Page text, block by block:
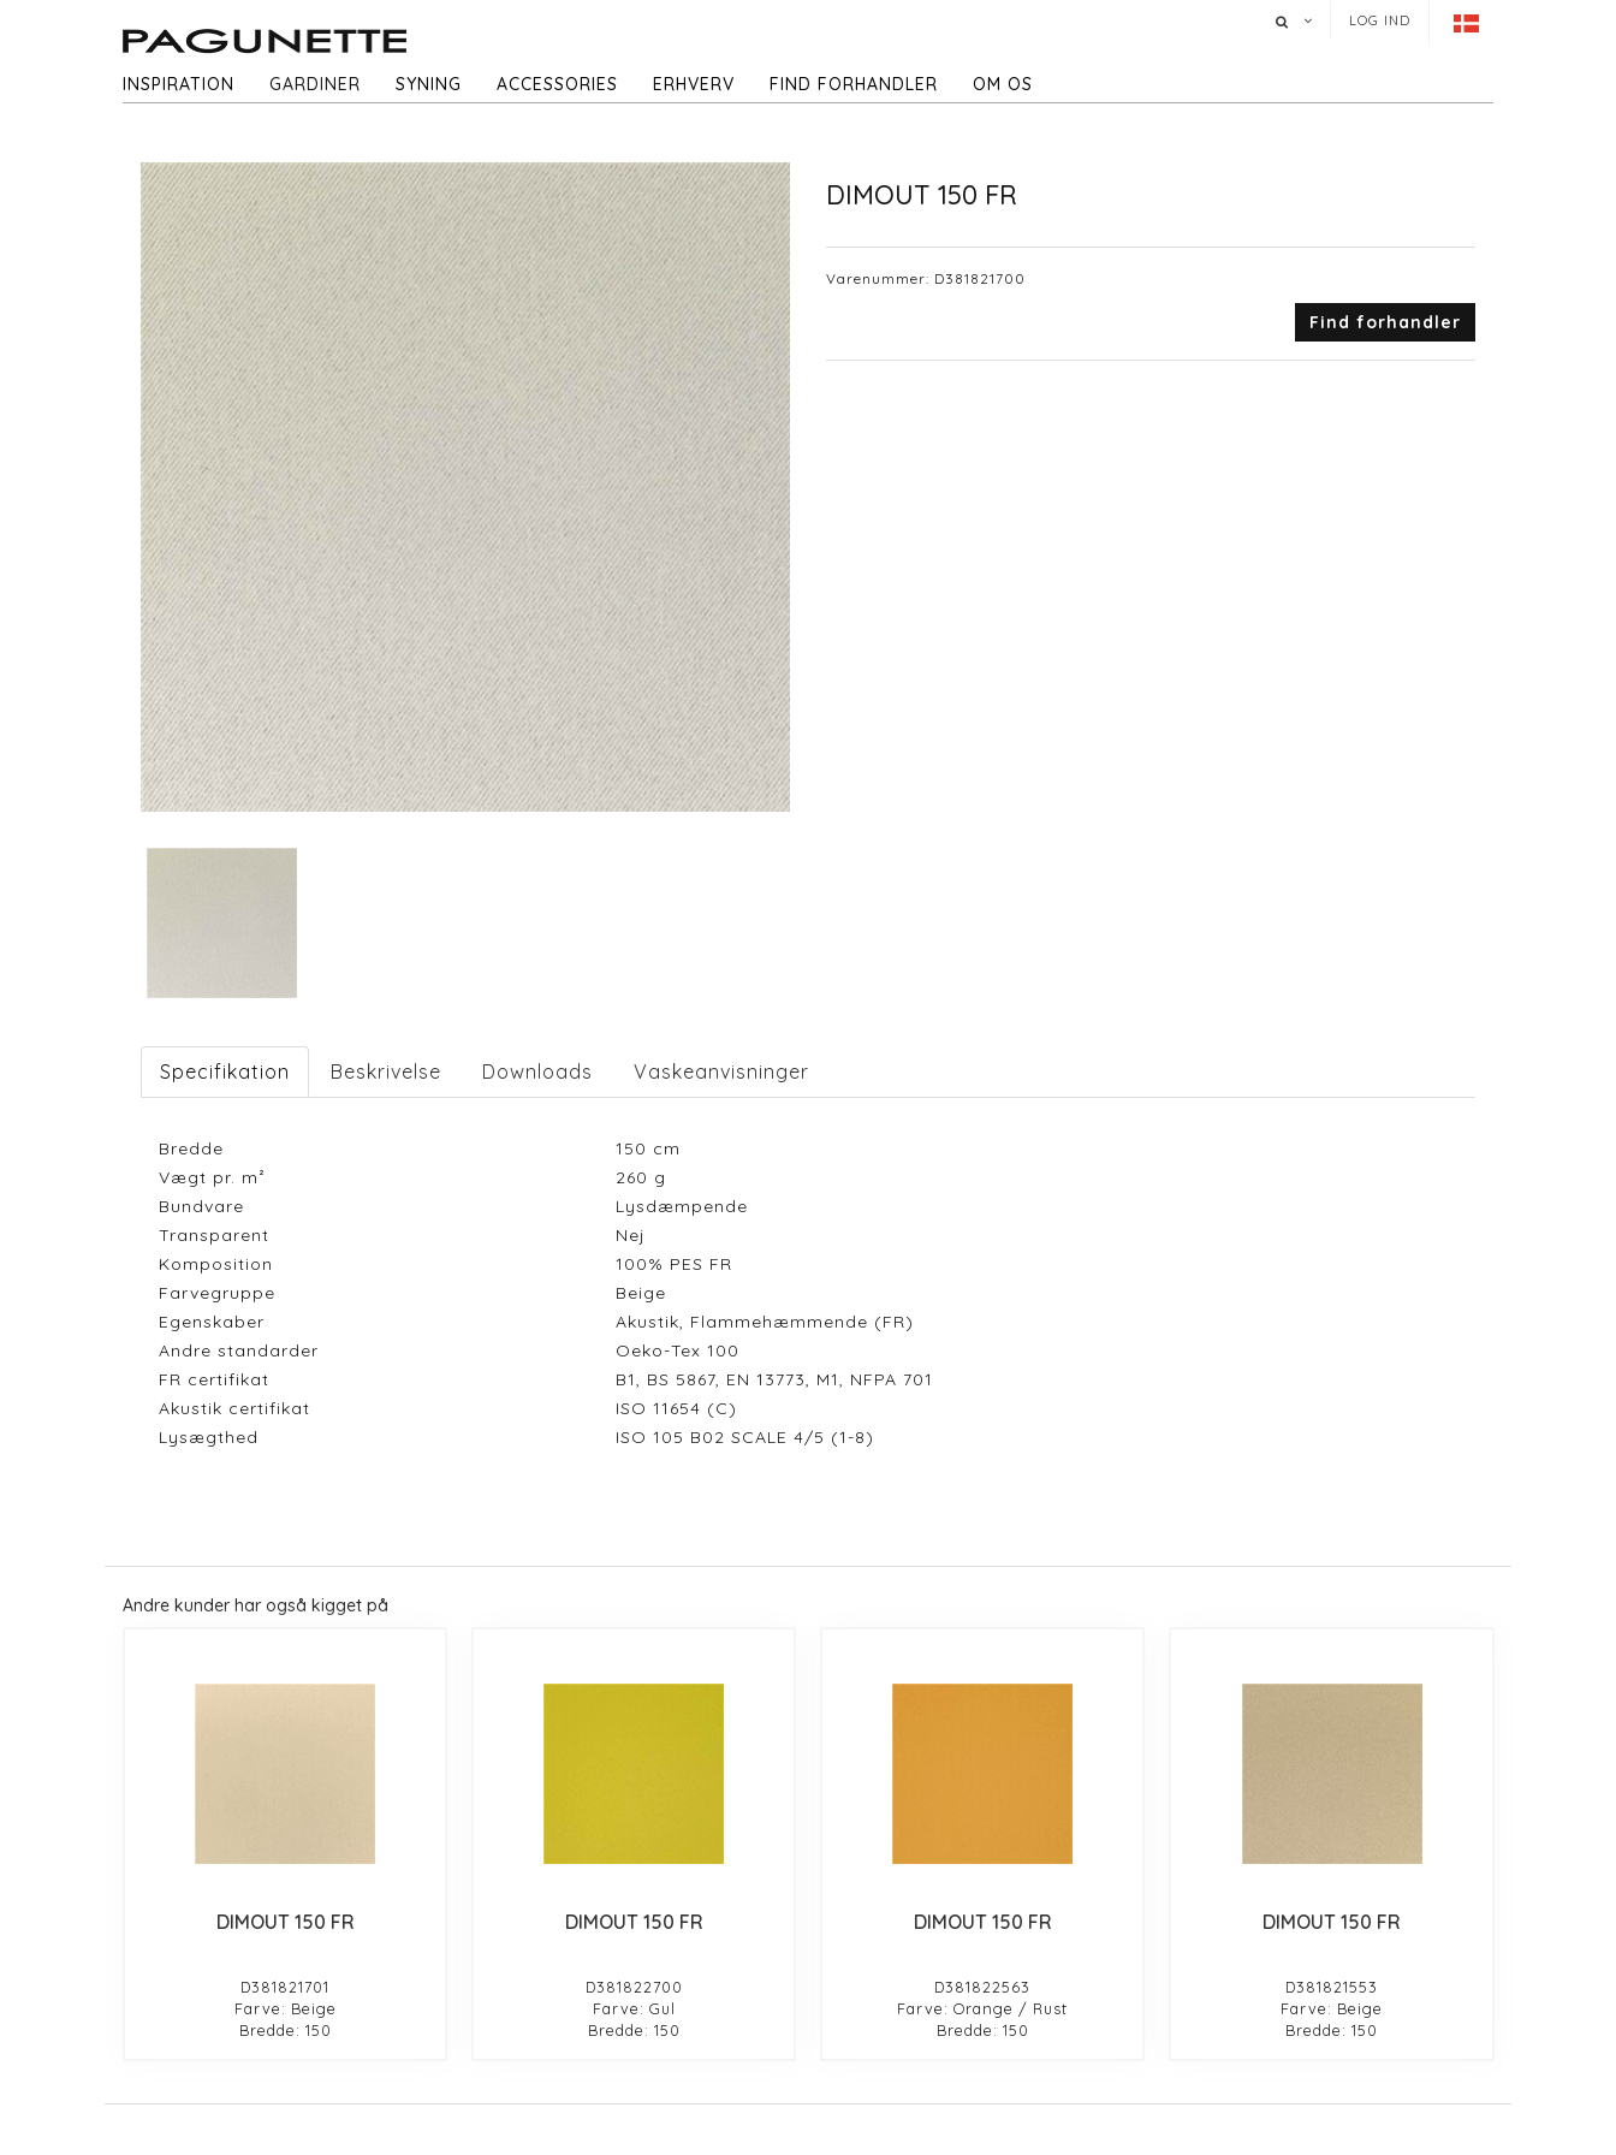
LOG IND
INSPIRATION GARDINER SYNING ACCESSORIES ERHVERV FIND FORHANDLER OM OS
DIMOUT 150 FR
Varenummer: D381821700
Find forhandler
Specifikation Beskrivelse Downloads Vaskeanvisninger
Bredde 150 cm
Vægt pr. m²
260 g
Bundvare
Lysdæmpende
Transparent
Nej
Komposition
100% PES FR
Farvegruppe
Beige
Egenskaber
Akustik, Flammehæmmende (FR)
Andre standarder
Oeko-Tex 100
FR certifikat
B1, BS 5867, EN 13773, M1, NFPA 701
Akustik certifikat
ISO 11654 (C)
Lysægthed
ISO 105 B02 SCALE 4/5 (1-8)
Andre kunder har også kigget på
DIMOUT 150 FR
D381821701
Farve: Beige
Bredde: 150
DIMOUT 150 FR
D381822700
Farve: Gul
Bredde: 150
DIMOUT 150 FR
D381822563
Farve: Orange / Rust
Bredde: 150
DIMOUT 150 FR
D381821553
Farve: Beige
Bredde: 150